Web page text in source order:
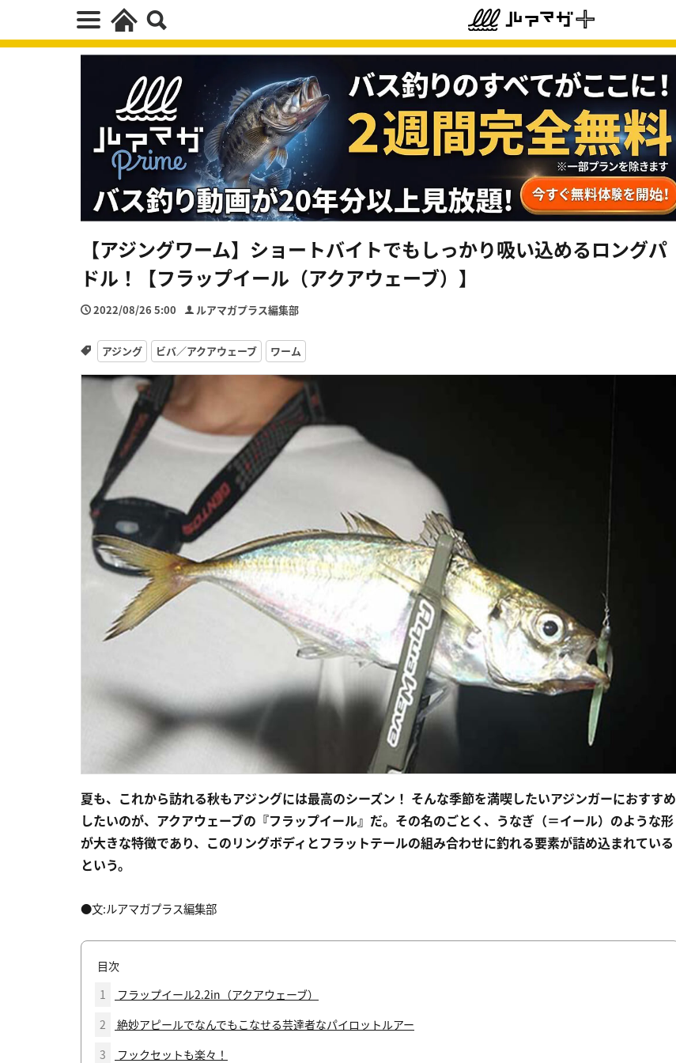
【アジングワーム】ショートバイトでもしっかり吸い込めるロングパ
ドル！【フラップイール（アクアウェーブ）】
2022/08/26 5:00 ルアマガプラス編集部
アジング ビバ／アクアウェーブ ワーム
夏も、これから訪れる秋もアジングには最高のシーズン！ そんな季節を満喫したいアジンガーにおすすめ
したいのが、アクアウェーブの『フラップイール』だ。その名のごとく、うなぎ（＝イール）のような形
が大きな特徴であり、このリングボディとフラットテールの組み合わせに釣れる要素が詰め込まれている
という。
●文:ルアマガプラス編集部
目次
1
フラップイール2.2in（アクアウェーブ）
2
絶妙アピールでなんでもこなせる芸達者なパイロットルアー
3
フックセットも楽々！